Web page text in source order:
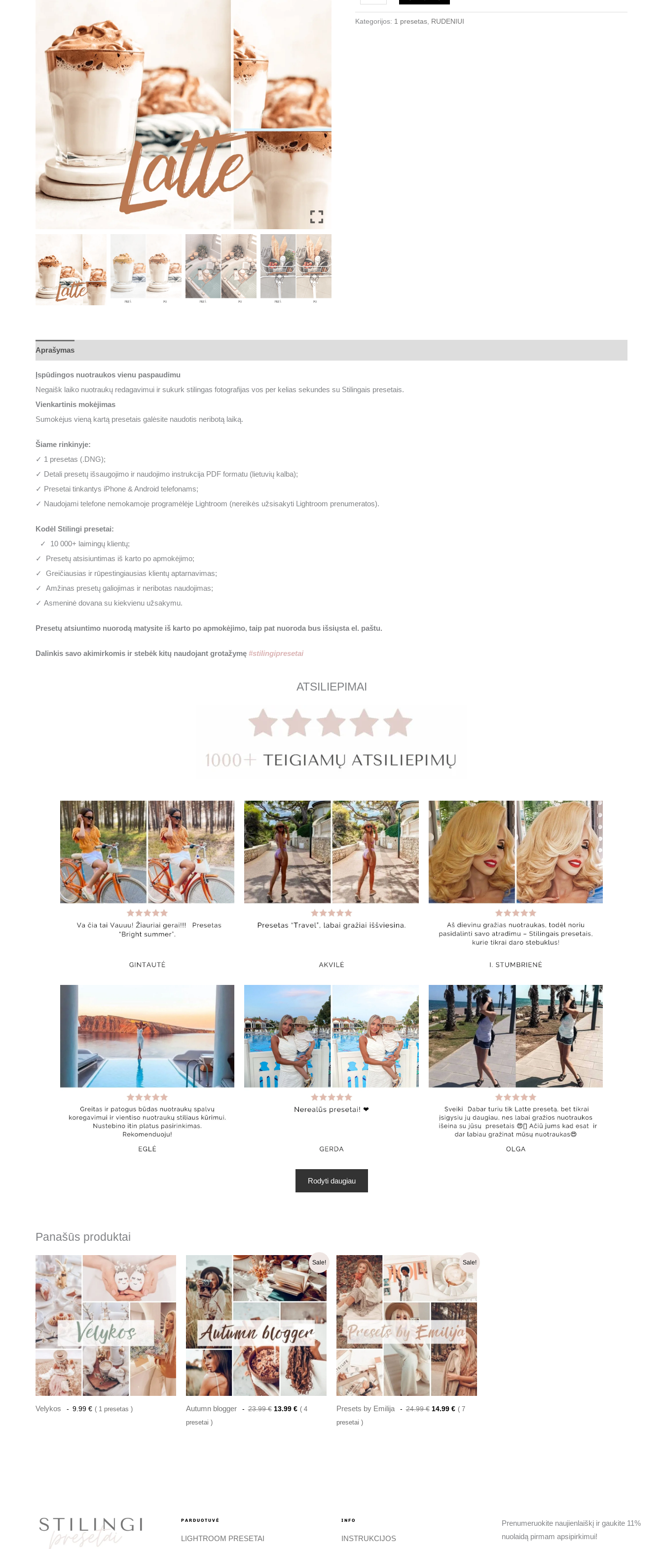
9.99 €.4.99 €.
Kategorijos: 1 presetas, RUDENIUI
Aprašymas
Įspūdingos nuotraukos vienu paspaudimu
Negaišk laiko nuotraukų redagavimui ir sukurk stilingas fotografijas vos per kelias sekundes su Stilingais presetais.
Vienkartinis mokėjimas
Sumokėjus vieną kartą presetais galėsite naudotis neribotą laiką.
Šiame rinkinyje:
✓ 1 presetas (.DNG);
✓ Detali presetų išsaugojimo ir naudojimo instrukcija PDF formatu (lietuvių kalba);
✓ Presetai tinkantys iPhone & Android telefonams;
✓ Naudojami telefone nemokamoje programėlėje Lightroom (nereikės užsisakyti Lightroom prenumeratos).
Kodėl Stilingi presetai:
✓ 10 000+ laimingų klientų;
✓ Presetų atsisiuntimas iš karto po apmokėjimo;
✓ Greičiausias ir rūpestingiausias klientų aptarnavimas;
✓ Amžinas presetų galiojimas ir neribotas naudojimas;
✓ Asmeninė dovana su kiekvienu užsakymu.
Presetų atsiuntimo nuorodą matysite iš karto po apmokėjimo, taip pat nuoroda bus išsiųsta el. paštu.
Dalinkis savo akimirkomis ir stebėk kitų naudojant grotažymę #stilingipresetai
ATSILIEPIMAI
Rodyti daugiau
Panašūs produktai
Velykos 9.99 € 1 presetas
Sale!
Autumn blogger 23.99€
Original
price
was:
23.99 €.
13.99 €
Current
price
is:
13.99 €.
4
presetai
Sale!
Presets by Emilija 24.99€
Original
price
was:
24.99 €.
14.99 €
Current
price
is:
14.99 €.
7
presetai
PARDUOTUVĖ
LIGHTROOM PRESETAI
INFO
INSTRUKCIJOS
Prenumeruokite naujienlaiškį ir gaukite 11%
nuolaidą pirmam apsipirkimui!